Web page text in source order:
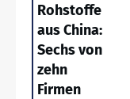
Rohstoffe
aus China:
Sechs von
zehn
Firmen